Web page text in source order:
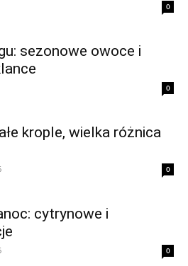
0
sezonowe owoce i
0
krople, wielka różnica
0
cytrynowe i
0